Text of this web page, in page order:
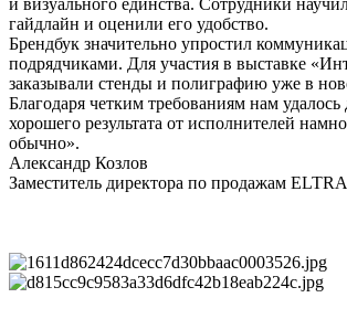
гайдлайн и оценили его удобство.
Брендбук значительно упростил
подрядчиками. Для участия в выставке
заказывали стенды и полиграфию уже в
Благодаря четким требованиям нам удалось
хорошего результата от исполнителей
обычно».
Александр Козлов
Заместитель директора по продажам ELTRA